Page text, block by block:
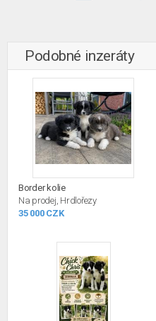
Podobné inzeráty
Border kolie
Na prodej, Hrdlořezy
35 000 CZK